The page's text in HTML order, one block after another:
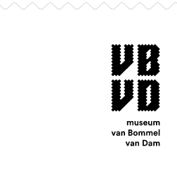
museum van